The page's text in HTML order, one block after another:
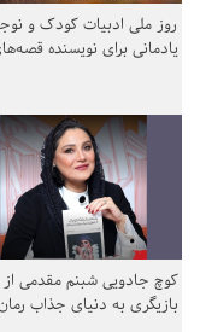
روز ملی ادبیات کودک و
یادمانی برای نویسنده
کوچ جادویی شبنم مقدمی
بازیگری به دنیای جذاب